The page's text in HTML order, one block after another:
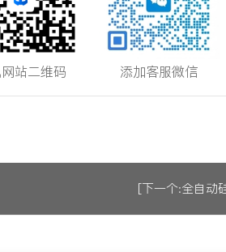
站二维码 添加客服微信
[下一个:全自动